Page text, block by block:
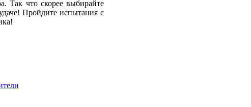
Так что скорее выбирайте
Пройдите испытания с